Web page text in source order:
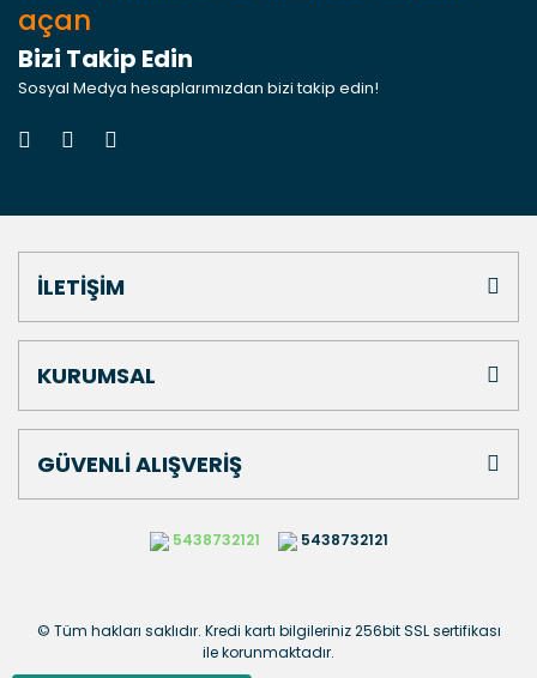
açan
Bizi Takip Edin
Sosyal Medya hesaplarımızdan bizi takip edin!
İLETİŞİM
KURUMSAL
GÜVENLİ ALIŞVERİŞ
5438732121 5438732121
© Tüm hakları saklıdır. Kredi kartı bilgileriniz 256bit SSL sertifikası
ile korunmaktadır.